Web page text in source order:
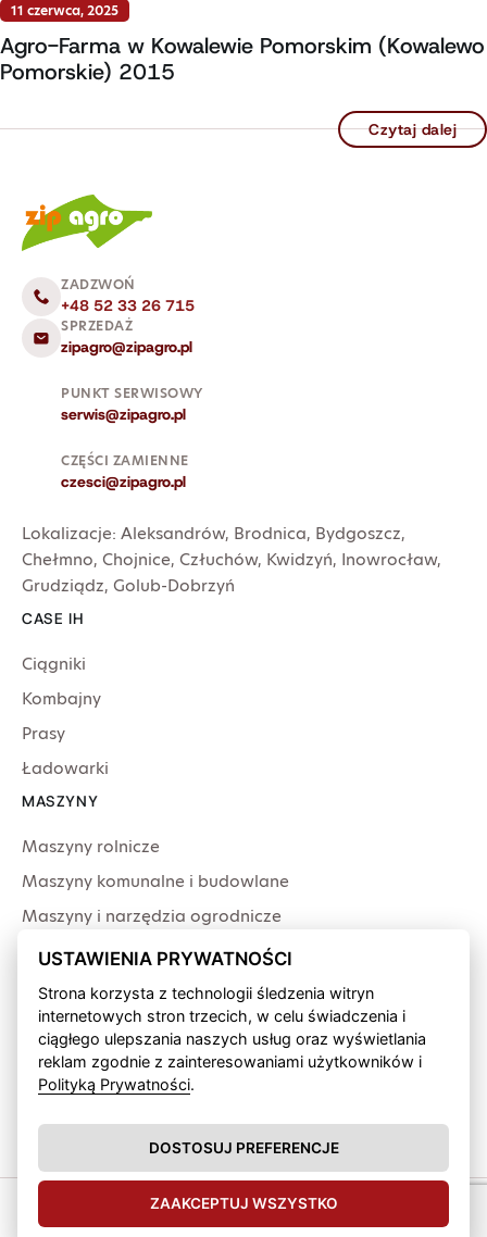
11 czerwca, 2025
Agro-Farma w Kowalewie Pomorskim (Kowalewo
Pomorskie) 2015
Czytaj dalej
ZADZWOŃ
+48 52 33 26 715
SPRZEDAŻ
zipagro@zipagro.pl
PUNKT SERWISOWY
serwis@zipagro.pl
CZĘŚCI ZAMIENNE
czesci@zipagro.pl
Lokalizacje: Aleksandrów, Brodnica, Bydgoszcz,
Chełmno, Chojnice, Człuchów, Kwidzyń, Inowrocław,
Grudziądz, Golub-Dobrzyń
CASE IH
Ciągniki
Kombajny
Prasy
Ładowarki
MASZYNY
Maszyny rolnicze
Maszyny komunalne i budowlane
Maszyny i narzędzia ogrodnicze
Producenci
USŁUGI
Serwis
Produkcja przewodów
Finansowanie fabryczne
Wypożyczalnia sprzętu
Polityka
Design &
USTAWIENIA PRYWATNOŚCI
Strona korzysta z technologii śledzenia witryn
internetowych stron trzecich, w celu świadczenia i
ciągłego ulepszania naszych usług oraz wyświetlania
reklam zgodnie z zainteresowaniami użytkowników i
Polityką Prywatności.
DOSTOSUJ PREFERENCJE
ZAAKCEPTUJ WSZYSTKO